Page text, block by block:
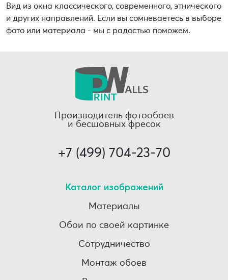
Вид из окна классического, современного, этнического
и других направлений. Если вы сомневаетесь в выборе
фото или материала - мы с радостью поможем.
Производитель фотообоев
и бесшовных фресок
+7 (499) 704-23-70
Каталог изображений
Материалы
Обои по своей картинке
Сотрудничество
Монтаж обоев